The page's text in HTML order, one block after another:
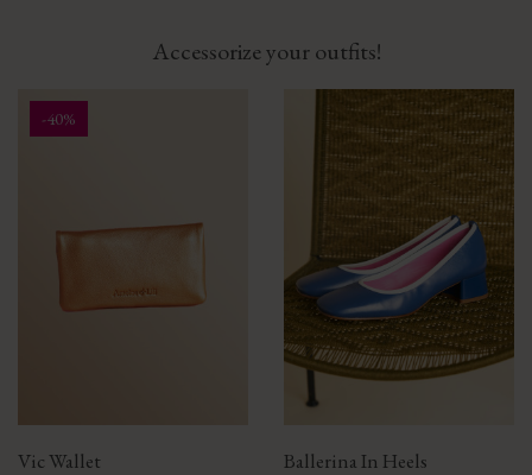
Accessorize your outfits!
-40%
Vic Wallet Ballerina In Heels